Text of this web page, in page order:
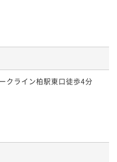
クライン柏駅東口徒歩4分